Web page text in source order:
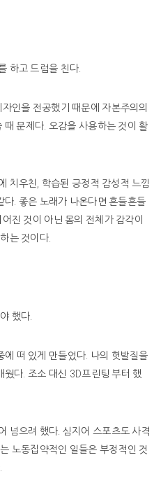
하고 드럼을 친다.
인을 전공했기 때문에 자본주의의
문제다. 오감을 사용하는 것이 활
치우친, 학습된 긍정적 감성적 느낌
다. 좋은 노래가 나온다면 흔들흔들
진 것이 아닌 몸의 전체가 감각이
는 것이다.
했다.
떠 있게 만들었다. 나의 헛발질을
다. 조소 대신 3D프린팅 부터 했
넘으려 했다. 심지어 스포츠도 사격
노동집약적인 일들은 부정적인 것